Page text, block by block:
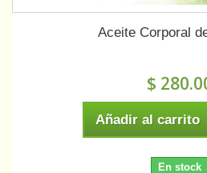
Aceite Corporal
$
Añadir al carrito
En stock